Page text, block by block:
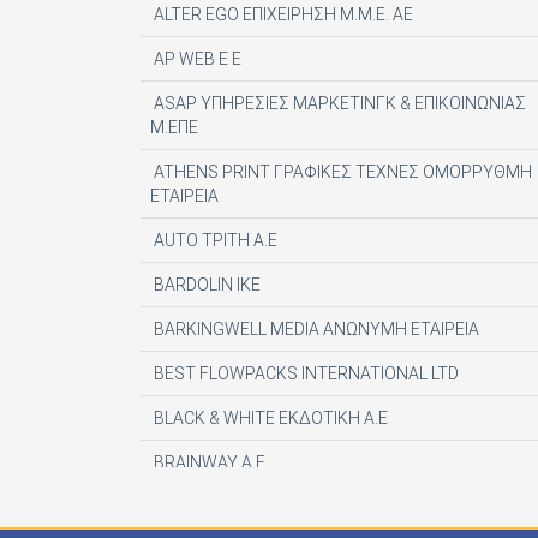
ALTER EGO ΕΠΙΧΕΙΡΗΣΗ Μ.Μ.Ε. ΑΕ
AP WEB Ε Ε
ASAP ΥΠΗΡΕΣΙΕΣ ΜΑΡΚΕΤΙΝΓΚ & ΕΠΙΚΟΙΝΩΝΙΑΣ
Μ.ΕΠΕ
ATHENS PRINT ΓΡΑΦΙΚΕΣ ΤΕΧΝΕΣ ΟΜΟΡΡΥΘΜΗ
ΕΤΑΙΡΕΙΑ
AUTO ΤΡΙΤΗ Α.Ε
BARDOLIN ΙΚΕ
BARKINGWELL MEDIA ΑΝΩΝΥΜΗ ΕΤΑΙΡΕΙΑ
BEST FLOWPACKS INTERNATIONAL LTD
BLACK & WHITE ΕΚΔΟΤΙΚΗ Α.Ε
BRAINWAY A.E